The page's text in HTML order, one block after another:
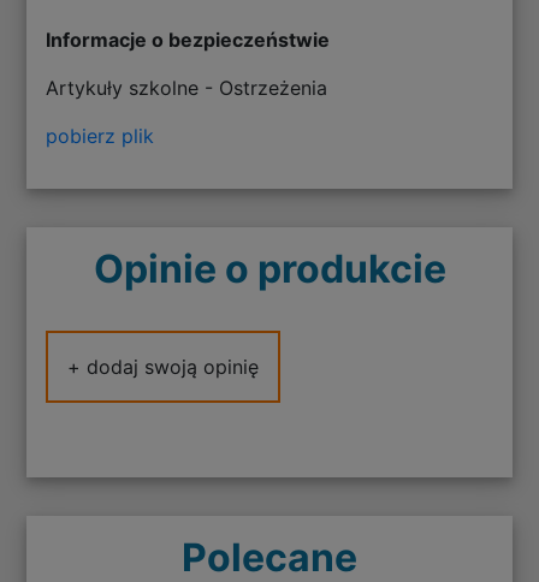
Informacje o bezpieczeństwie
Artykuły szkolne - Ostrzeżenia
pobierz plik
Opinie o produkcie
+ dodaj swoją opinię
Polecane